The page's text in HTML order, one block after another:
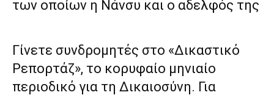
των οποίων η Νάνσυ και ο αδελφός της
Γίνετε συνδρομητές στο «Δικαστικό
Ρεπορτάζ», το κορυφαίο μηνιαίο
περιοδικό για τη Δικαιοσύνη. Για